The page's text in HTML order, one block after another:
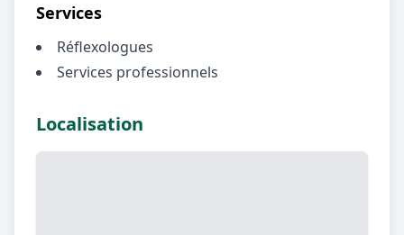
Services
Réflexologues
Services professionnels
Localisation